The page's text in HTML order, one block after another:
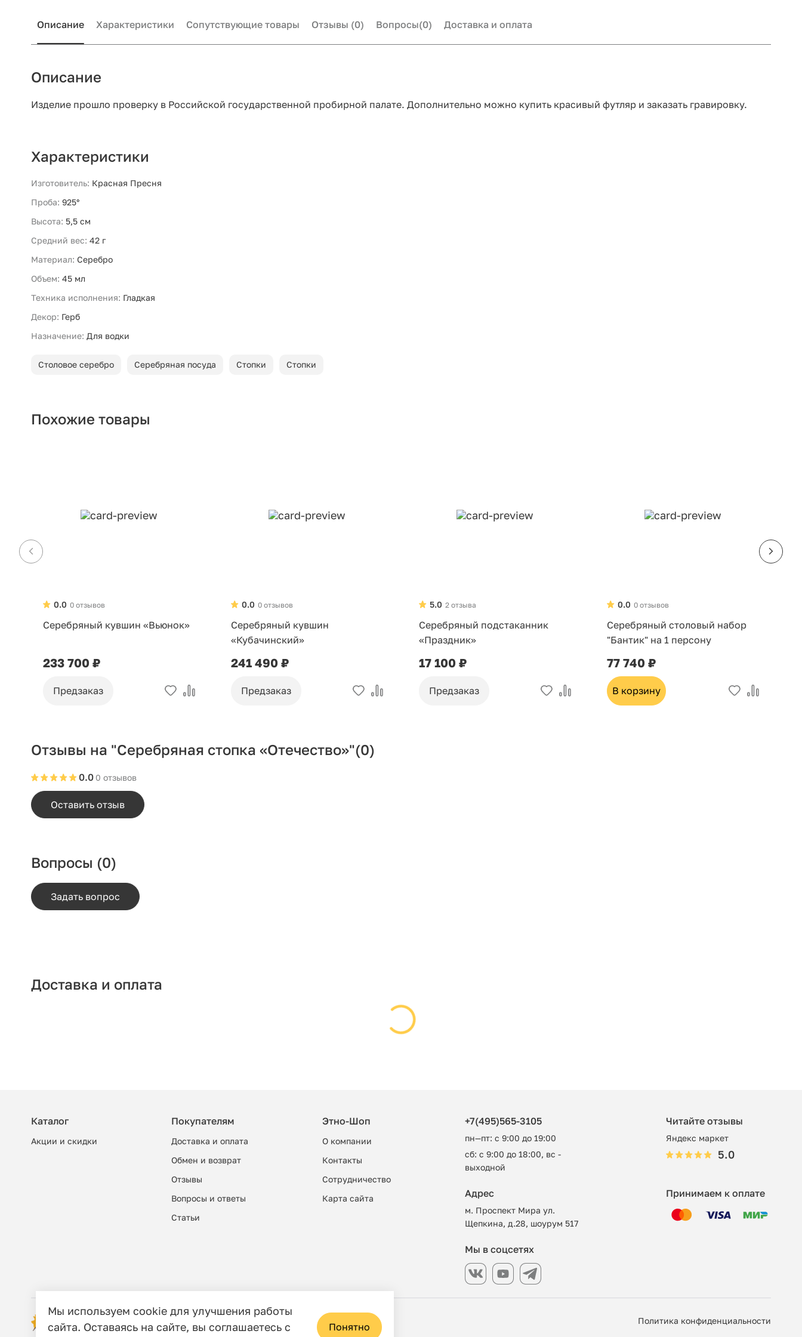
Описание Характеристики Сопутствующие товары Отзывы (0) Вопросы(0) Доставка и оплата
Описание
Изделие прошло проверку в Российской государственной пробирной палате. Дополнительно можно купить красивый футляр и заказать гравировку.
Характеристики
Изготовитель: Красная Пресня
Проба: 925°
Высота: 5,5 см
Средний вес: 42 г
Материал: Серебро
Объем: 45 мл
Техника исполнения: Гладкая
Декор: Герб
Назначение: Для водки
Столовое серебро Серебряная посуда Стопки Стопки
Похожие товары
0 отзывов
0.0
Серебряный кувшин «Вьюнок»
233 700 ₽
Предзаказ
0 отзывов
0.0
Серебряный кувшин
«Кубачинский»
241 490 ₽
Предзаказ
2 отзыва
5.0
Серебряный подстаканник
«Праздник»
17 100 ₽
Предзаказ
0 отзывов
0.0
Серебряный столовый набор
"Бантик" на 1 персону
77 740 ₽
В корзину
Отзывы на "Серебряная стопка «Отечество»"(0)
0 отзывов
0.0
Оставить отзыв
Вопросы (0)
Задать вопрос
Доставка и оплата
Каталог
Акции и скидки
Покупателям
Доставка и оплата
Обмен и возврат
Отзывы
Вопросы и ответы
Cтатьи
Этно-Шоп
О компании
Контакты
Сотрудничество
Карта сайта
+7(495)565-3105
пн—пт: с 9:00 до 19:00
сб: с 9:00 до 18:00, вс -
выходной
Читайте отзывы
Яндекс маркет
5.0
Адрес
м. Проспект Мира ул.
Щепкина, д.28, шоурум 517
Принимаем к оплате
Мы в соцсетях
© 2006 - 2026 Этно-шоп, Интернет-магазин Политика конфиденциальности
Мы используем cookie для улучшения работы
сайта. Оставаясь на сайте, вы соглашаетесь с
Понятно